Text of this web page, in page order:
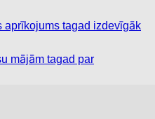
aprīkojums tagad izdevīgāk
mājām tagad par